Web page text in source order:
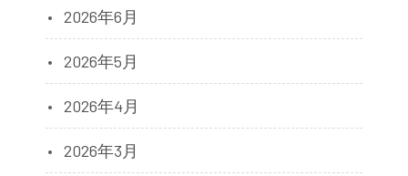
2026年6月
2026年5月
2026年4月
2026年3月